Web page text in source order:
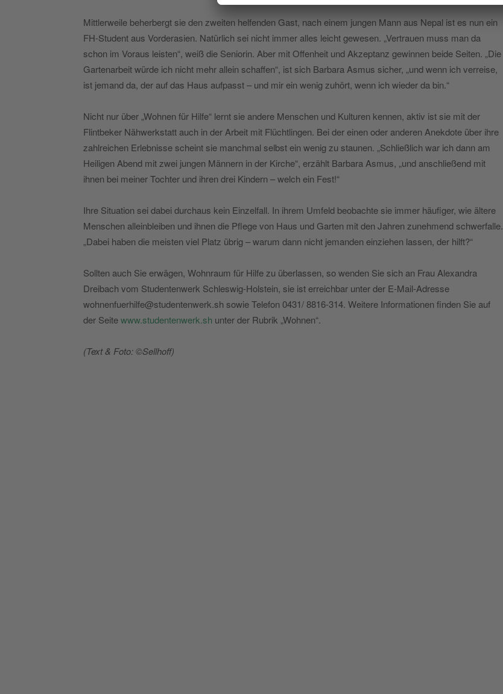
Mittlerweile beherbergt sie den zweiten helfenden Gast, nach einem jungen Mann aus Nepal ist es nun ein
FH-Student aus Vorderasien. Natürlich sei nicht immer alles leicht gewesen. „Vertrauen muss man da
schon im Voraus leisten“, weiß die Seniorin. Aber mit Offenheit und Akzeptanz gewinnen beide Seiten. „Die
Gartenarbeit würde ich nicht mehr allein schaffen“, ist sich Barbara Asmus sicher, „und wenn ich verreise,
ist jemand da, der auf das Haus aufpasst – und mir ein wenig zuhört, wenn ich wieder da bin.“
Nicht nur über „Wohnen für Hilfe“ lernt sie andere Menschen und Kulturen kennen, aktiv ist sie mit der
Flintbeker Nähwerkstatt auch in der Arbeit mit Flüchtlingen. Bei der einen oder anderen Anekdote über ihre
zahlreichen Erlebnisse scheint sie manchmal selbst ein wenig zu staunen. „Schließlich war ich dann am
Heiligen Abend mit zwei jungen Männern in der Kirche“, erzählt Barbara Asmus, „und anschließend mit
ihnen bei meiner Tochter und ihren drei Kindern – welch ein Fest!“
Ihre Situation sei dabei durchaus kein Einzelfall. In ihrem Umfeld beobachte sie immer häufiger, wie ältere
Menschen alleinbleiben und ihnen die Pflege von Haus und Garten mit den Jahren zunehmend schwerfalle.
„Dabei haben die meisten viel Platz übrig – warum dann nicht jemanden einziehen lassen, der hilft?“
Sollten auch Sie erwägen, Wohnraum für Hilfe zu überlassen, so wenden Sie sich an Frau Alexandra
Dreibach vom Studentenwerk Schleswig-Holstein, sie ist erreichbar unter der E-Mail-Adresse
wohnenfuerhilfe@studentenwerk.sh sowie Telefon 0431/ 8816-314. Weitere Informationen finden Sie auf
der Seitewww.studentenwerk.sh unter der Rubrik „Wohnen“.
(Text & Foto: ©Sellhoff)